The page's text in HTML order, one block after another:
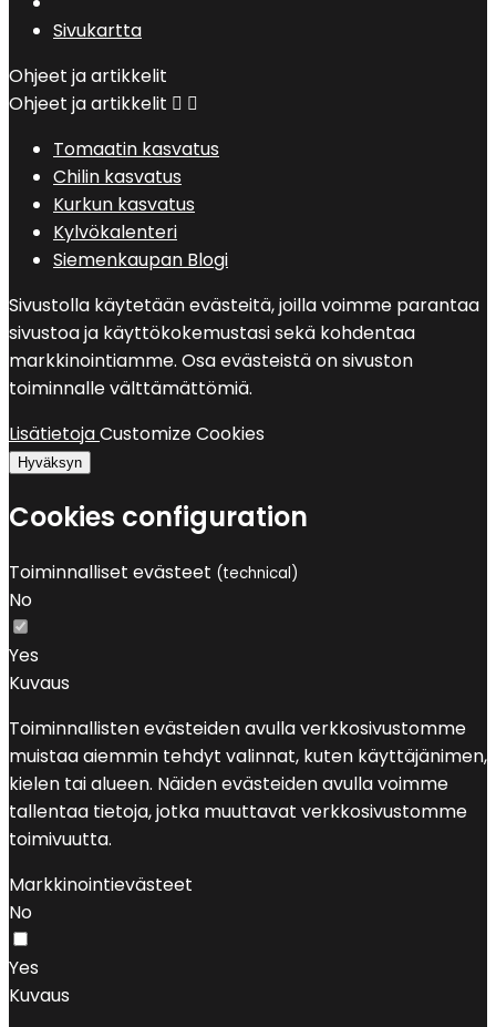
Sivukartta
Ohjeet ja artikkelit
Ohjeet ja artikkelit  
Tomaatin kasvatus
Chilin kasvatus
Kurkun kasvatus
Kylvökalenteri
Siemenkaupan Blogi
Sivustolla käytetään evästeitä, joilla voimme parantaa
sivustoa ja käyttökokemustasi sekä kohdentaa
markkinointiamme. Osa evästeistä on sivuston
toiminnalle välttämättömiä.
LisätietojaCustomize Cookies
Hyväksyn
Cookies configuration
Toiminnalliset evästeet (technical)
No
Yes
Kuvaus
Toiminnallisten evästeiden avulla verkkosivustomme
muistaa aiemmin tehdyt valinnat, kuten käyttäjänimen,
kielen tai alueen. Näiden evästeiden avulla voimme
tallentaa tietoja, jotka muuttavat verkkosivustomme
toimivuutta.
Markkinointievästeet
No
Yes
Kuvaus